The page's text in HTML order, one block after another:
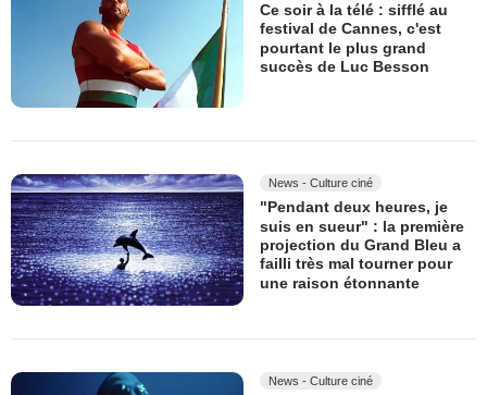
Ce soir à la télé : sifflé au
festival de Cannes, c'est
pourtant le plus grand
succès de Luc Besson
News - Culture ciné
"Pendant deux heures, je
suis en sueur" : la première
projection du Grand Bleu a
failli très mal tourner pour
une raison étonnante
News - Culture ciné